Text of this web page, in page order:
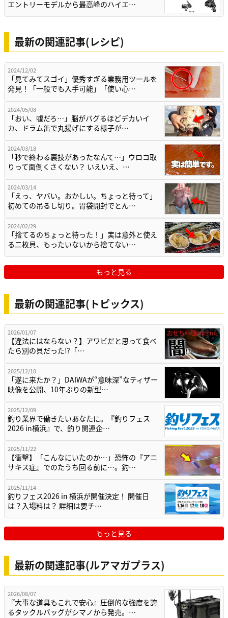
エントリーモデルから最高峰のハイエ…
最新の関連記事(レシピ)
2024/12/02
「見てみてスゴイ」優秀すぎる業務用ツールを
発見！「一般でも入手可能」「使い心…
2024/05/08
「おい、嘘だろ…」脳がバグるほどデカいイ
カ、ドラム缶で丸揚げにする様子が…
2024/03/18
「秒で終わる裏技があったなんて…」ウロコ取
りって面倒くさくない？ いえいえ、…
2024/03/14
「えっ、ヤバい。おかしい。ちょっと待って」
初めての吊るし切り。胃袋開封でとん…
2024/02/29
「捨てるのちょっと待った！」実は意外と使え
る二枚貝、もったいないから捨てない…
もっと見る
最新の関連記事(トピックス)
2026/01/07
【違法にはならない？】アワビだと思って食べ
たら別の貝だった⁉「…
2025/12/10
「遂に来たか？」DAIWAが“意味深”なティザー
映像を公開、10年ぶりの新型…
2025/12/09
釣り業界で働きたいあなたに。『釣りフェス
2026 in横浜』で、釣り関連企…
2025/11/22
【衝撃】「こんなにいたのか…」恐怖の『アニ
サキス症』でのたうち回る前に…。釣…
2025/11/14
釣りフェス2026 in 横浜が開催決定！ 開催日
は？入場料は？ 詳細は要チ…
もっと見る
最新の関連記事(ルアマガプラス)
2026/08/07
『大事な道具もこれで安心』圧倒的な強度を誇
るタックルバッグがシマノから発売。…